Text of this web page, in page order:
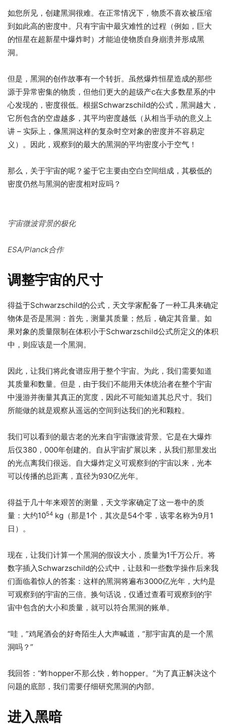
如您所见，创建黑洞很难。在正常情况下，物质不喜欢被压缩
到如此高的密度中。只有宇宙中最灾难性的过程（例如，巨大
的恒星在超新星中爆炸时）才能迫使物质自身崩溃并形成黑
洞。
但是，黑洞的创作故事有一个转折。虽然爆炸恒星造成的那些
源于异常密集的物质，但他们更大的超级产c在大多数星系的中
心发现的，密度很低。根据Schwarzschild的公式，黑洞越大，
它所包含的空虚越多，其平均密度越低（从相当手动的意义上
讲 – 实际上，像黑洞这样的复杂时空对象的密度并不容易定
义）。因此，观察到的最大的黑洞的平均密度小于空气！
那么，关于宇宙的呢？鉴于它主要由空白空间组成，其极低的
密度仍然与黑洞的密度相对应吗？
宇宙微波背景的极化
ESA/Planck合作
调整宇宙的尺寸
得益于Schwarzschild的公式，天文学家配备了一种工具来确定
物体是否是黑洞：首先，测量其质量；然后，确定其音量。如
果对象的质量限制在体积小于Schwarzschild公式所定义的体积
中，则应该是一个黑洞。
因此，让我们将此食谱应用于整个宇宙。为此，我们需要知道
其质量和数量。但是，由于我们不能用天体统治者在整个宇宙
中漫游并衡量其真正的宽度，因此不可能知道其总尺寸。我们
所能做的就是观察从遥远的空间到达我们的光和颗粒。
我们可以看到的最古老的光来自宇宙微波背景。它是在大爆炸
后仅380，000年创建的。自从宇宙扩展以来，从我们那里发出
的光点离我们很远。自大爆炸定义可观察到的宇宙以来，光本
可以传播的总距离，直径为930亿光年。
得益于几十年来艰苦的测量，天文学家确定了这一卷中的质
量：大约1054 kg（那是1个，其次是54个零，该零名称为9月1
日）。
现在，让我们计算一个黑洞的假设大小，质量为1千万公斤。将
数字插入Schwarzschild的公式中，让鼓和一些数学操作后来我
们面临着惊人的答案：这样的黑洞将遍布3000亿光年，大约是
可观察到的宇宙的三倍。换句话说，仅通过查看可观察到的宇
宙中包含的大小和质量，就可以符合黑洞的账单。
“哇，”鸡尾酒会的好奇陌生人大声喊道，“那宇宙真的是一个黑
洞吗？”
我回答：“蚱hopper不那么快，蚱hopper。”为了真正解决这个
问题的底部，我们需要仔细研究黑洞的内部。
进入黑暗